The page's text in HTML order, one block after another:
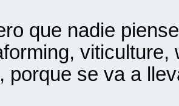
que nadie
viticulture,
porque se va a